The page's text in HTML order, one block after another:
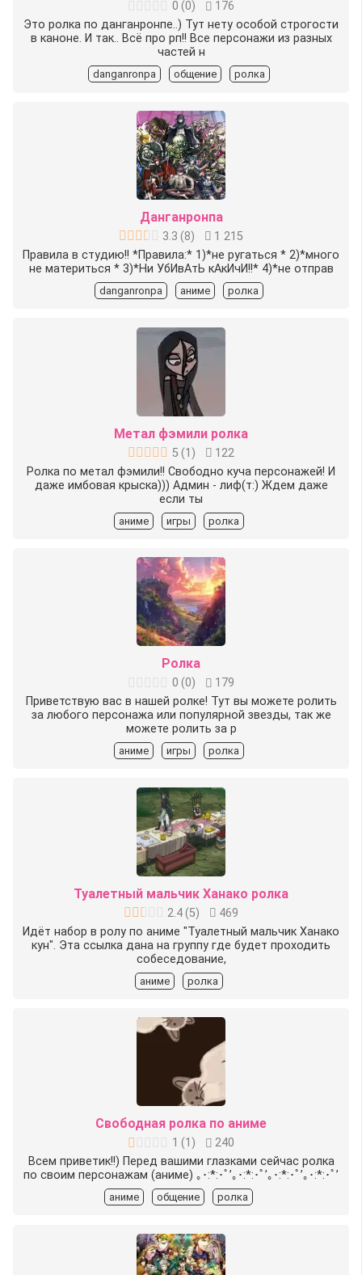
0 (0)
176
Это ролка по данганронпе..) Тут нету особой строгости
в каноне. И так.. Всё про рп!! Все персонажи из разных
частей н
danganronpa общение ролка
Данганронпа
3.3 (8)
1 215
Правила в студию!! *Правила:* 1)*не ругаться * 2)*много
не материться * 3)*Ни УбИвАтЬ кАкИчИ!!* 4)*не отправ
danganronpa аниме ролка
Метал фэмили ролка
5 (1 )
122
Ролка по метал фэмили!! Свободно куча персонажей! И
даже имбовая крыска))) Админ - лиф(т:) Ждeм даже
если ты
аниме игры ролка
Ролка
0 (0)
179
Приветствую вас в нашей ролке! Тут вы можете ролить
за любого персонажа или популярной звезды, так же
можете ролить за р
аниме игры ролка
Туалетный мальчик Ханако ролка
2.4(5)
469
Идёт набор в ролу по аниме "Туалетный мальчик Ханако
кун". Эта ссылка дана на группу где будет проходить
собеседование,
аниме ролка
Свободная ролка по аниме
1 (1 )
240
Всем приветик!!) Перед вашими глазками сейчас ролка
по своим персонажам (аниме) ｡･:*:･ﾟ’｡･:*:･ﾟ’｡･:*:･ﾟ’｡･:*:･ﾟ’
аниме общение ролка